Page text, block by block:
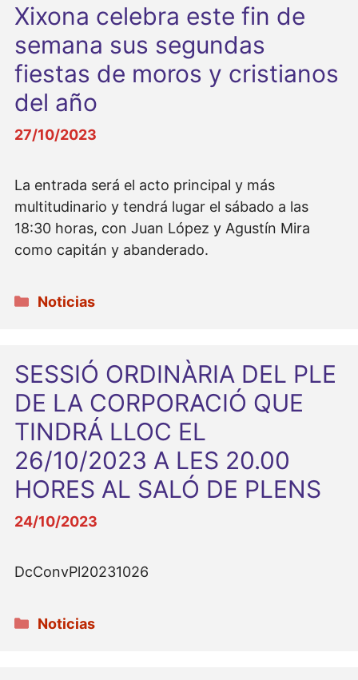
Xixona celebra este fin de
semana sus segundas
fiestas de moros y cristianos
del año
27/10/2023
La entrada será el acto principal y más
multitudinario y tendrá lugar el sábado a las
18:30 horas, con Juan López y Agustín Mira
como capitán y abanderado.
Categorías
Noticias
SESSIÓ ORDINÀRIA DEL PLE
DE LA CORPORACIÓ QUE
TINDRÁ LLOC EL
26/10/2023 A LES 20.00
HORES AL SALÓ DE PLENS
24/10/2023
DcConvPl20231026
Categorías
Noticias